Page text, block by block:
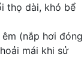
thọ dài, khó bể
(nắp hơi đóng
mái khi sử